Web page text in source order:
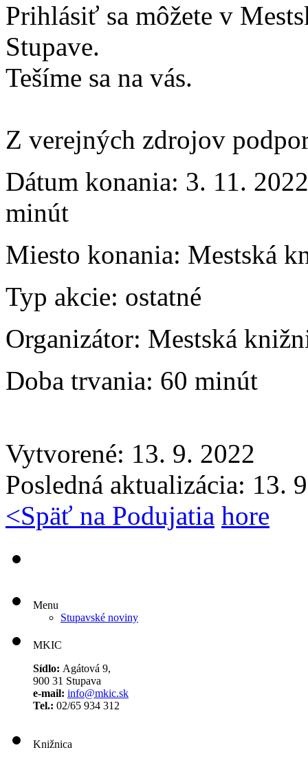
Prihlásiť sa môžete v
Stupave.
Tešíme sa na vás.
Z verejných zdrojov
Dátum konania: 3. 11.
minút
Miesto konania: Mestská
Typ akcie: ostatné
Organizátor: Mestská
Doba trvania: 60 minút
Vytvorené: 13. 9. 2022
Posledná aktualizácia: 13.
<Späť na Podujatia hore
Menu
Stupavské noviny
MKIC
Sídlo: Agátová 9,
900 31 Stupava
e-mail: info@mkic.sk
Tel.: 02/65 934 312
Knižnica